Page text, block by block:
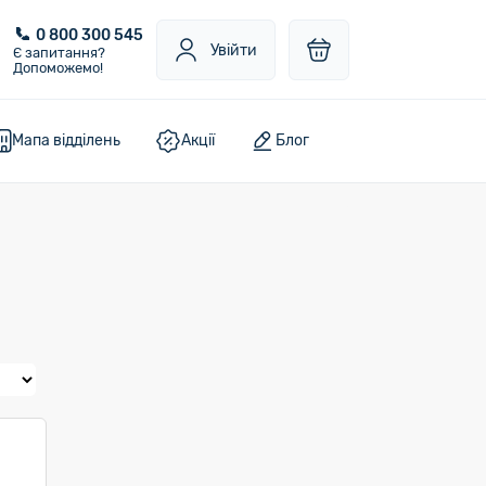
0 800 300 545
Є запитання?
Допоможемо!
Увійти
Мапа відділень Акції Блог